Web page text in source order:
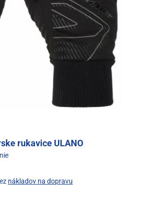
rukavice ULANO
nákladov na dopravu